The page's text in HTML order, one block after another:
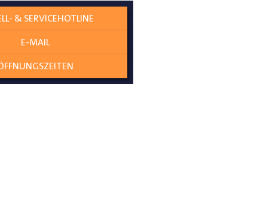
Machen Sie Ihren
& SERVICEHOTLINE
E-MAIL